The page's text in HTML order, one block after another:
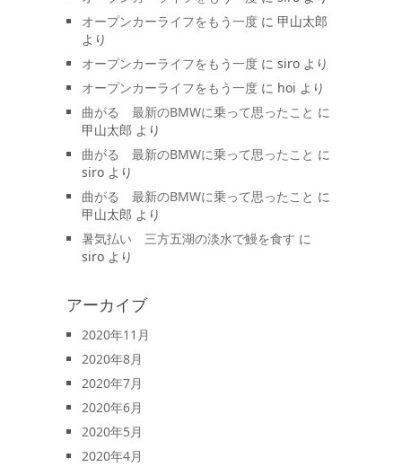
オープンカーライフをもう一度 に 甲山太郎
より
オープンカーライフをもう一度 に siro より
オープンカーライフをもう一度 に hoi より
曲がる 最新のBMWに乗って思ったこと に
甲山太郎 より
曲がる 最新のBMWに乗って思ったこと に
siro より
曲がる 最新のBMWに乗って思ったこと に
甲山太郎 より
暑気払い 三方五湖の淡水で鰻を食す に
siro より
アーカイブ
2020年11月
2020年8月
2020年7月
2020年6月
2020年5月
2020年4月